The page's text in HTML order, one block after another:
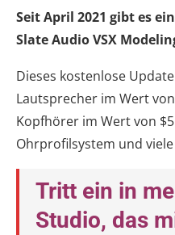
Seit April 2021 gibt es
Slate Audio VSX
Dieses kostenlose
Lautsprecher im Wert
Kopfhörer im Wert von
Ohrprofilsystem und
Tritt ein in
Studio, das